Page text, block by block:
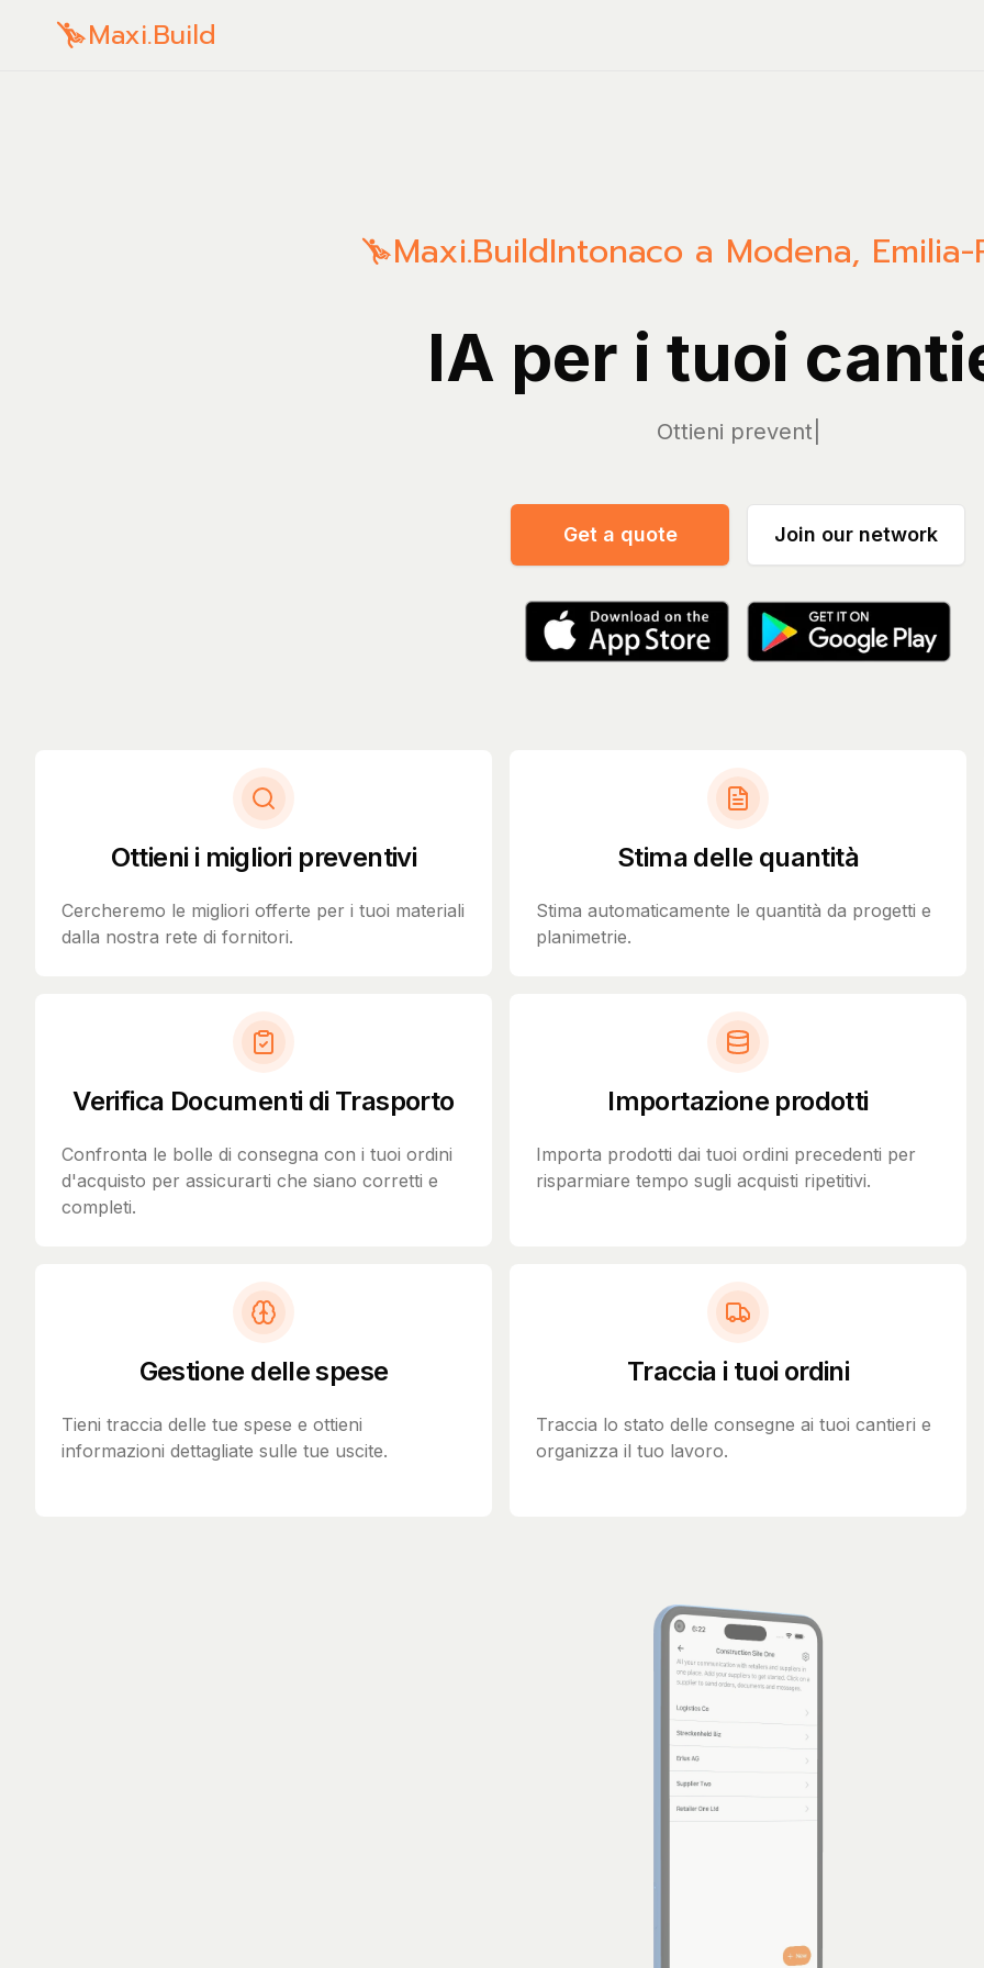
Maxi.Build
Maxi.BuildIntonaco a Modena, Emilia-
IA per i tuoi
Ges
Get a quote Join our network
Ottieni i migliori preventivi
Cercheremo le migliori offerte per i tuoi materiali
dalla nostra rete di fornitori.
Stima delle quantità
Stima automaticamente le quantità da progetti e
planimetrie.
Verifica Documenti di Trasporto
Confronta le bolle di consegna con i tuoi ordini
d'acquisto per assicurarti che siano corretti e
completi.
Importazione prodotti
Importa prodotti dai tuoi ordini precedenti per
risparmiare tempo sugli acquisti ripetitivi.
Gestione delle spese
Tieni traccia delle tue spese e ottieni
informazioni dettagliate sulle tue uscite.
Traccia i tuoi ordini
Traccia lo stato delle consegne ai tuoi cantieri e
organizza il tuo lavoro.